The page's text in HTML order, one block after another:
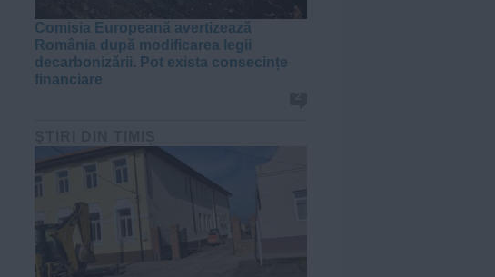
Comisia Europeană avertizează
România după modificarea legii
decarbonizării. Pot exista consecințe
financiare